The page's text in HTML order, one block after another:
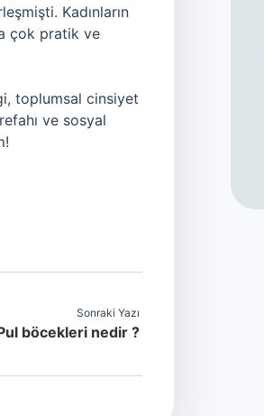
Kadınların
çok pratik ve
toplumsal cinsiyet
ve sosyal
Sonraki Yazı
böcekleri nedir ?